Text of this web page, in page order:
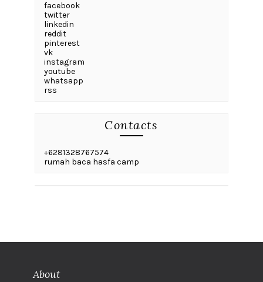
facebook
twitter
linkedin
reddit
pinterest
vk
instagram
youtube
whatsapp
rss
Contacts
+6281328767574
rumah baca hasfa camp
About